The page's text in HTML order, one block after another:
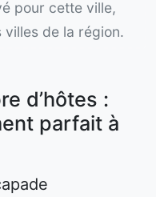
pour cette ville,
de la région.
d’hôtes :
parfait à